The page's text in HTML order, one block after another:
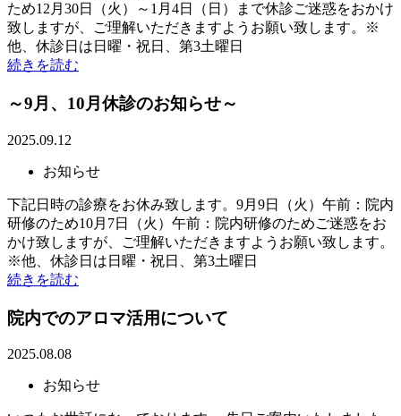
ため12月30日（火）～1月4日（日）まで休診ご迷惑をおかけ
致しますが、ご理解いただきますようお願い致します。※
他、休診日は日曜・祝日、第3土曜日
続きを読む
～9月、10月休診のお知らせ～
2025.09.12
お知らせ
下記日時の診療をお休み致します。9月9日（火）午前：院内
研修のため10月7日（火）午前：院内研修のためご迷惑をお
かけ致しますが、ご理解いただきますようお願い致します。
※他、休診日は日曜・祝日、第3土曜日
続きを読む
院内でのアロマ活用について
2025.08.08
お知らせ